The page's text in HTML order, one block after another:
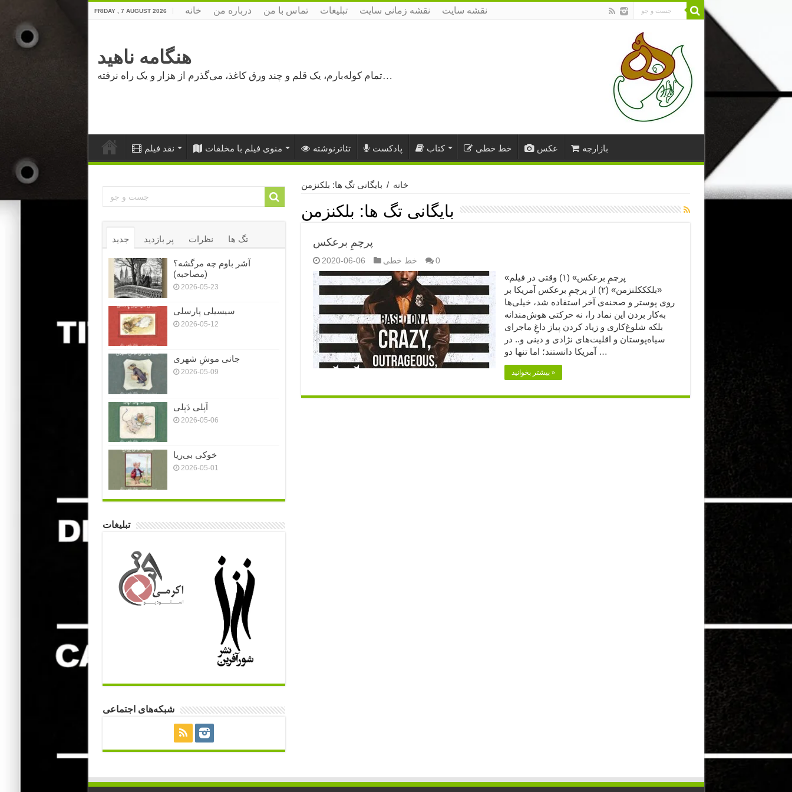
FRIDAY , 7 AUGUST 2026 خانه درباره من تماس با من تبلیغات نقشه زمانی سایت نقشه سایت
هنگامه ناهید
تمام کوله‌بارم، یک قلم و چند ورق کاغذ، می‌گذرم از هزار و یک راه نرفته…
نقد فیلم منوی فیلم با مخلفات تئاترنوشته پادکست کتاب خط خطی عکس بازارچه
خانه / بایگانی تگ ها: بلکنزمن
بایگانی تگ ها: بلکنزمن
پرچمِ برعکس
2020-06-06 خط خطی 0
«پرچمِ برعکس» (۱) وقتی در فیلم
«بلکککلنزمن» (۲) از پرچمِ برعکس آمریکا بر
روی پوستر و صحنه‌ی آخر استفاده شد، خیلی‌ها
به‌کار بردن این نماد را، نه حرکتی هوش‌مندانه
بلکه شلوغ‌کاری و زیاد کردن پیاز داغِ ماجرای
سیاه‌پوستان و اقلیت‌های نژادی و دینی و.. در
آمریکا دانستند؛ اما تنها دو …
بیشتر بخوانید »
جدید پر بازدید نظرات تگ ها
آشر باوم چه مرگشه؟
(مصاحبه)
2026-05-23
سیسیلی پارسلی
2026-05-12
جانی موشِ شهری
2026-05-09
اَپلی دَپلی
2026-05-06
خوکی بی‌ریا
2026-05-01
تبلیغات
شبکه‌های اجتماعی